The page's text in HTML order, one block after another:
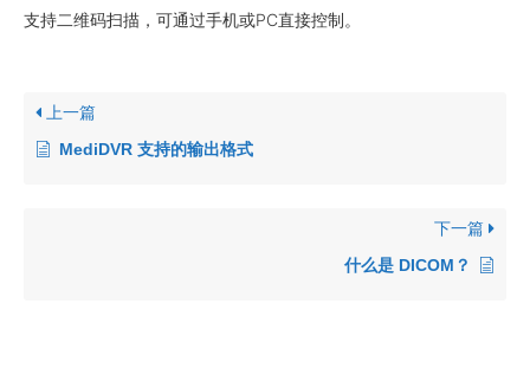
支持二维码扫描，可通过手机或PC直接控制。
上一篇
MediDVR 支持的输出格式
下一篇
什么是 DICOM？